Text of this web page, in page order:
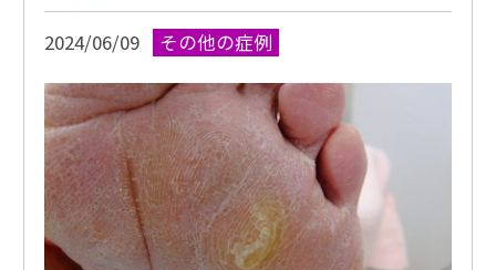
2024/06/09 その他の症例